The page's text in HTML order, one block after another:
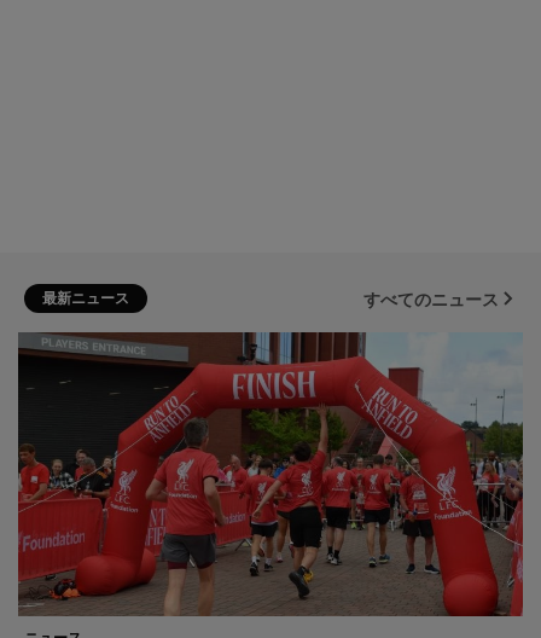
最新ニュース すべてのニュース